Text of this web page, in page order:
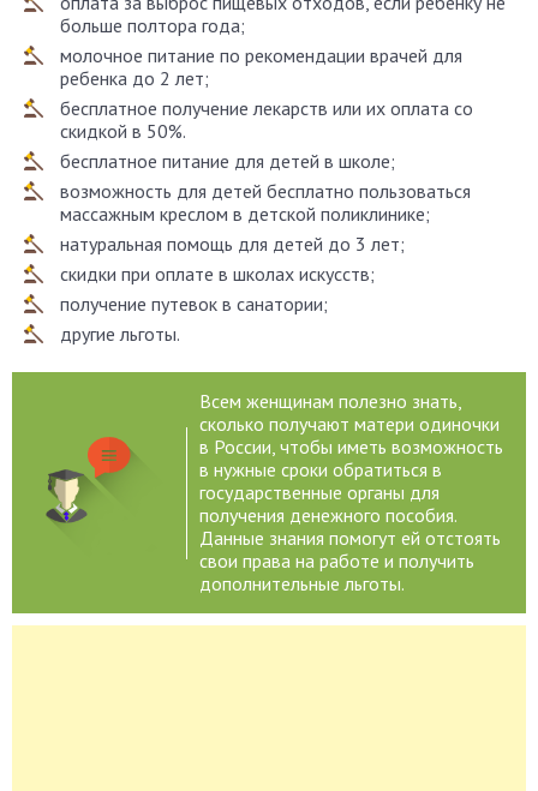
больше полтора года;
молочное питание по рекомендации врачей для
ребенка до 2 лет;
бесплатное получение лекарств или их оплата со
скидкой в 50%.
бесплатное питание для детей в школе;
возможность для детей бесплатно пользоваться
массажным креслом в детской поликлинике;
натуральная помощь для детей до 3 лет;
скидки при оплате в школах искусств;
получение путевок в санатории;
другие льготы.
Всем женщинам полезно знать,
сколько получают матери одиночки
в России, чтобы иметь возможность
в нужные сроки обратиться в
государственные органы для
получения денежного пособия.
Данные знания помогут ей отстоять
свои права на работе и получить
дополнительные льготы.